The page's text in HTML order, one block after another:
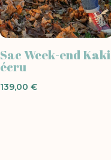
Sac Week-end Kaki
écru
139,00€